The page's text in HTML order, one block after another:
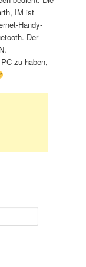
IM ist
Handy-
Der
zu haben,